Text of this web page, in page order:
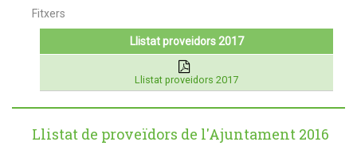
Fitxers
Llistat proveidors 2017
Llistat proveidors 2017
Llistat de proveïdors de l'Ajuntament 2016